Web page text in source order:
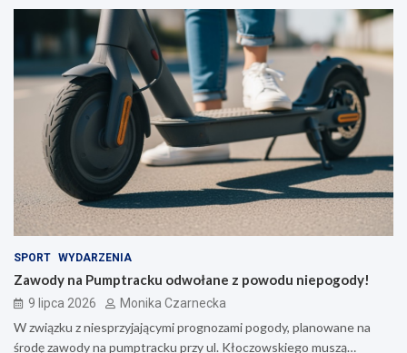
SPORT WYDARZENIA
Zawody na Pumptracku odwołane z powodu niepogody!
9 lipca 2026 Monika Czarnecka
W związku z niesprzyjającymi prognozami pogody, planowane na
środę zawody na pumptracku przy ul. Kłoczowskiego muszą…